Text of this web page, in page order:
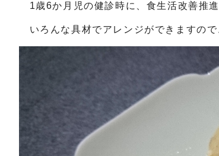
1歳6か月児の健診時に、食生活改善推
いろんな具材でアレンジができますので